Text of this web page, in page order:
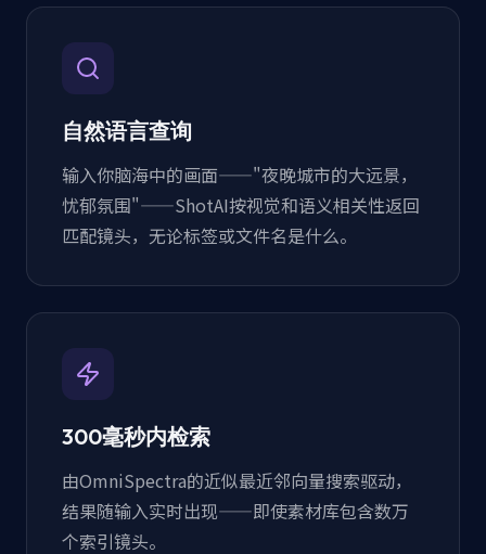
自然语言查询
输入你脑海中的画面——"夜晚城市的大远景，
忧郁氛围"——ShotAI按视觉和语义相关性返回
匹配镜头，无论标签或文件名是什么。
300毫秒内检索
由OmniSpectra的近似最近邻向量搜索驱动，
结果随输入实时出现——即使素材库包含数万
个索引镜头。